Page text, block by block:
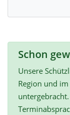
Schon
Unsere
Region und